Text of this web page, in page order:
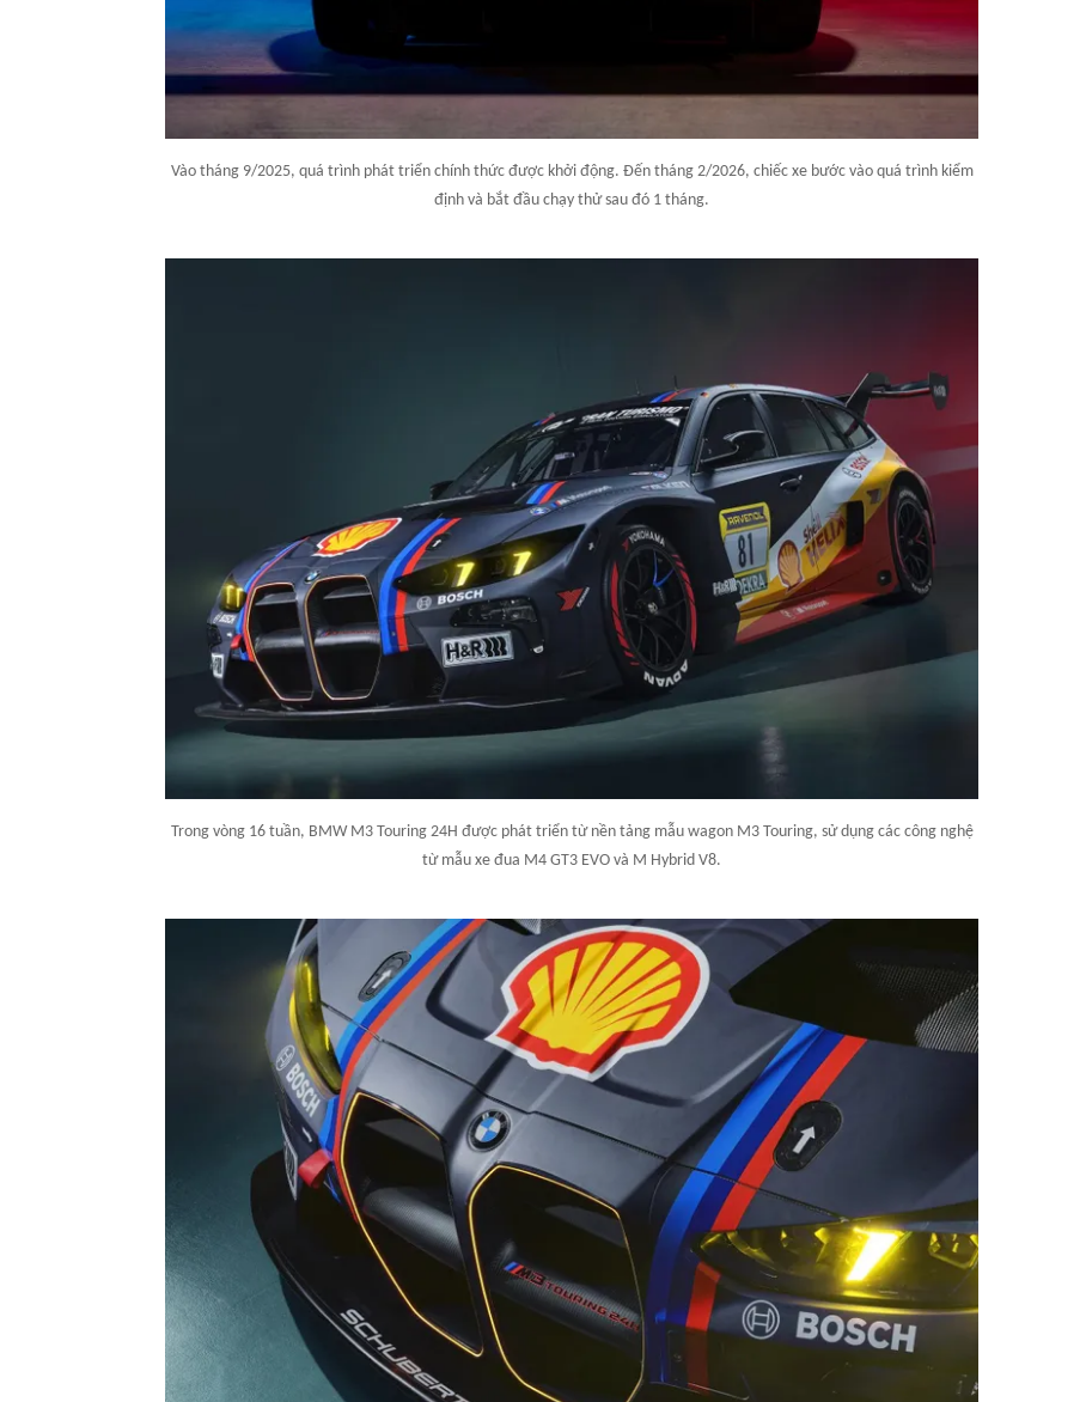
Vào tháng 9/2025, quá trình phát triển chính thức được khởi động. Đến tháng 2/2026, chiếc xe bước vào quá trình kiểm
định và bắt đầu chạy thử sau đó 1 tháng.
Trong vòng 16 tuần, BMW M3 Touring 24H được phát triển từ nền tảng mẫu wagon M3 Touring, sử dụng các công nghệ
từ mẫu xe đua M4 GT3 EVO và M Hybrid V8.